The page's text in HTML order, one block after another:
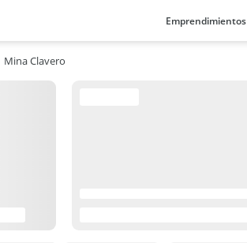
Emprendimientos
Mina Clavero